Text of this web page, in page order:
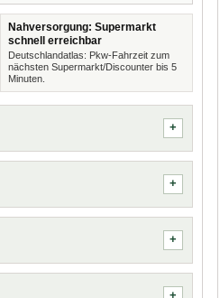
Nahversorgung: Supermarkt
schnell erreichbar
Deutschlandatlas: Pkw-Fahrzeit zum
nächsten Supermarkt/Discounter bis 5
Minuten.